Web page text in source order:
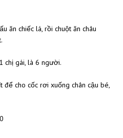
ăn chiếc lá, rồi chuột ăn châu
chị gái, là 6 người.
để cho cốc rơi xuống chân cậu bé,